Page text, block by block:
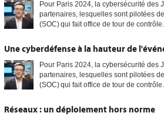
Pour Paris 2024, la cybersécurité des
partenaires, lesquelles sont pilotées
(SOC) qui fait office de tour de
Une cyberdéfense à la hauteur de
Pour Paris 2024, la cybersécurité des
partenaires, lesquelles sont pilotées
(SOC) qui fait office de tour de
Réseaux : un déploiement hors norme